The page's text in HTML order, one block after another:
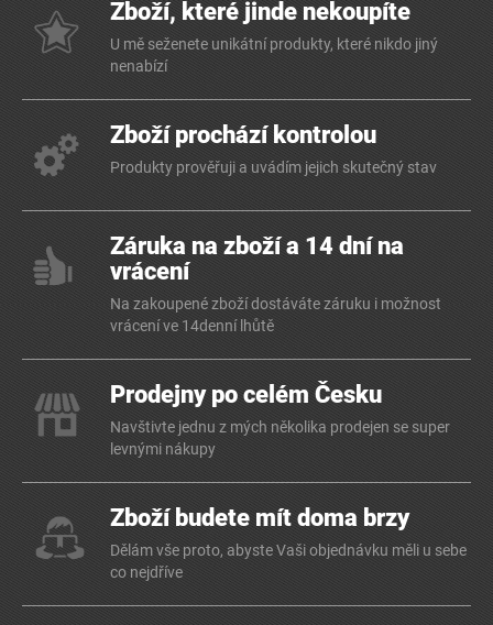
Zboží, které jinde nekoupíte
U mě seženete unikátní produkty, které nikdo jiný
nenabízí
Zboží prochází kontrolou
Produkty prověřuji a uvádím jejich skutečný stav
Záruka na zboží a 14 dní na
vrácení
Na zakoupené zboží dostáváte záruku i možnost
vrácení ve 14denní lhůtě
Prodejny po celém Česku
Navštivte jednu z mých několika prodejen se super
levnými nákupy
Zboží budete mít doma brzy
Dělám vše proto, abyste Vaši objednávku měli u sebe
co nejdříve